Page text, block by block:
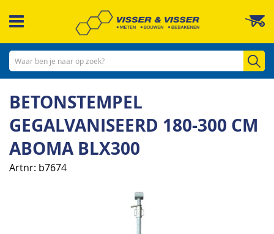
naar
inhoud
BETONSTEMPEL
GEGALVANISEERD 180-300 CM
ABOMA BLX300
Artnr b7674